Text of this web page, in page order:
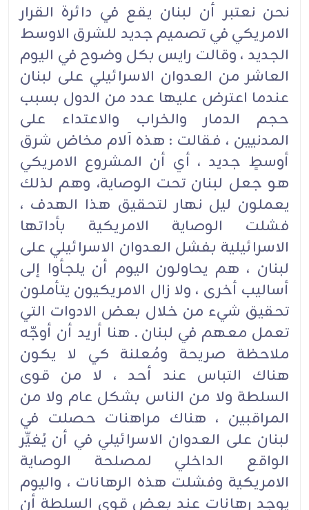
نحن نعتبر أن لبنان يقع في دائرة القرار
الامريكي في تصميم جديد للشرق الاوسط
الجديد ، وقالت رايس بكل وضوح في اليوم
العاشر من العدوان الاسرائيلي على لبنان
عندما اعترض عليها عدد من الدول بسبب
حجم الدمار والخراب والاعتداء على
المدنيين ، فقالت : هذه آلام مخاض شرق
أوسطٍ جديد ، أي أن المشروع الامريكي
هو جعل لبنان تحت الوصاية، وهم لذلك
يعملون ليل نهار لتحقيق هذا الهدف ،
فشلت الوصاية الامريكية بأداتها
الاسرائيلية بفشل العدوان الاسرائيلي على
لبنان ، هم يحاولون اليوم أن يلجأوا إلى
أساليب أخرى ، ولا زال الامريكيون يتأملون
تحقيق شيء من خلال بعض الادوات التي
تعمل معهم في لبنان . هنا أريد أن أوجّه
ملاحظة صريحة ومُعلنة كي لا يكون
هناك التباس عند أحد ، لا من قوى
السلطة ولا من الناس بشكل عام ولا من
المراقبين ، هناك مراهنات حصلت في
لبنان على العدوان الاسرائيلي في أن يُغيِّر
الواقع الداخلي لمصلحة الوصاية
الامريكية وفشلت هذه الرهانات ، واليوم
يوجد رهانات عند بعض قوى السلطة أن